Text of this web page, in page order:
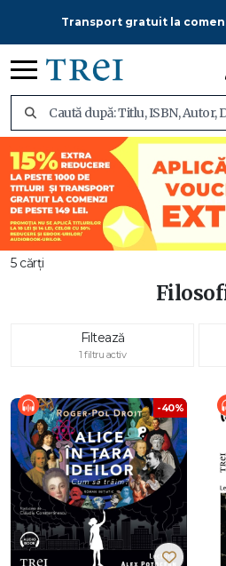
Transport gratuit la
5 cărți
Filtează
1 filtru activ
-40%